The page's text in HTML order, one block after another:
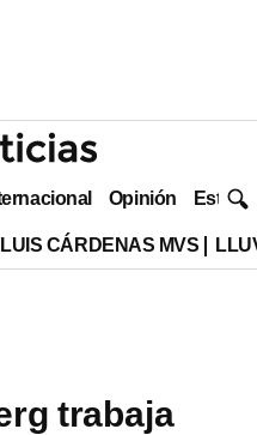
Opinión Estilo
LUIS CÁRDENAS MVS
trabaja